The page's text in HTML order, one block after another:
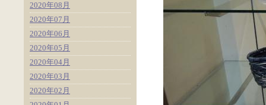
2020年08月
2020年07月
2020年06月
2020年05月
2020年04月
2020年03月
2020年02月